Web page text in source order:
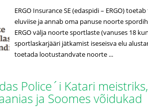
ERGO Insurance SE (edaspidi – ERGO)
eluviise ja annab oma panuse noorte
ERGO välja noorte sportlaste (vanuses 18
sportlaskarjääri jätkamist iseseisva elu
toetada lootustandvate noorte ...
Police´i Katari
ja Soomes võidukad